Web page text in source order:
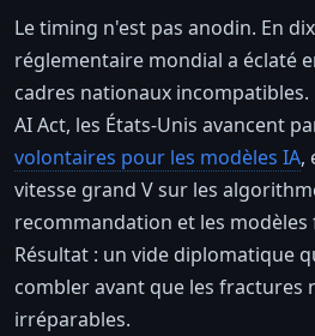
Le timing n'est pas anodin. En
réglementaire mondial a éclaté
cadres nationaux
AI Act, les États-Unis avancent
volontaires pour les modèles IA,
vitesse grand V sur les
recommandation et les
Résultat : un vide diplomatique
combler avant que les fractures
irréparables.